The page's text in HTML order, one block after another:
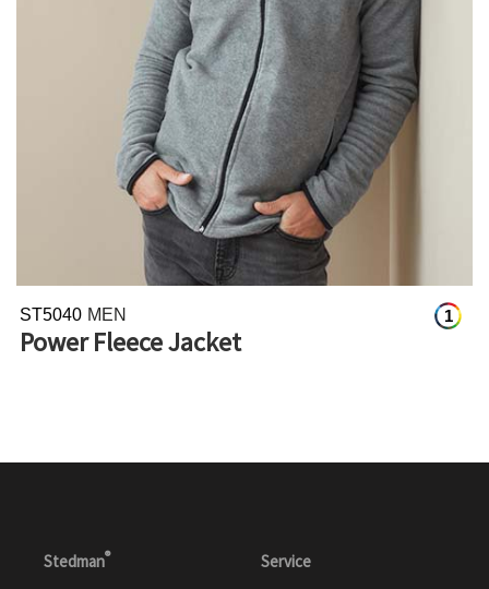
1
ST5040 MEN
Power Fleece Jacket
Stedman® Service